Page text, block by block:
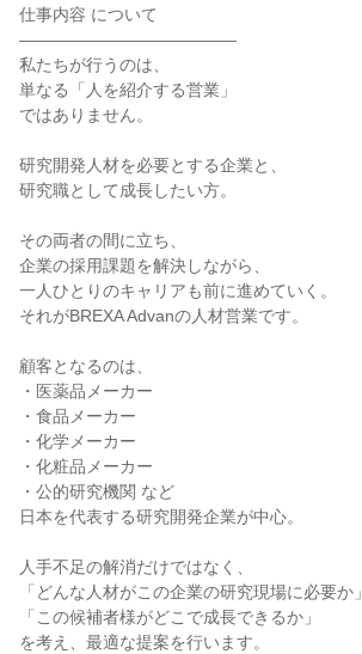
仕事内容 について
―――――――――――――
私たちが行うのは、
単なる「人を紹介する営業」
ではありません。
研究開発人材を必要とする企業と、
研究職として成長したい方。
その両者の間に立ち、
企業の採用課題を解決しながら、
一人ひとりのキャリアも前に進めていく。
それがBREXA Advanの人材営業です。
顧客となるのは、
・医薬品メーカー
・食品メーカー
・化学メーカー
・化粧品メーカー
・公的研究機関 など
日本を代表する研究開発企業が中心。
人手不足の解消だけではなく、
「どんな人材がこの企業の研究現場に必要か」
「この候補者様がどこで成長できるか」
を考え、最適な提案を行います。